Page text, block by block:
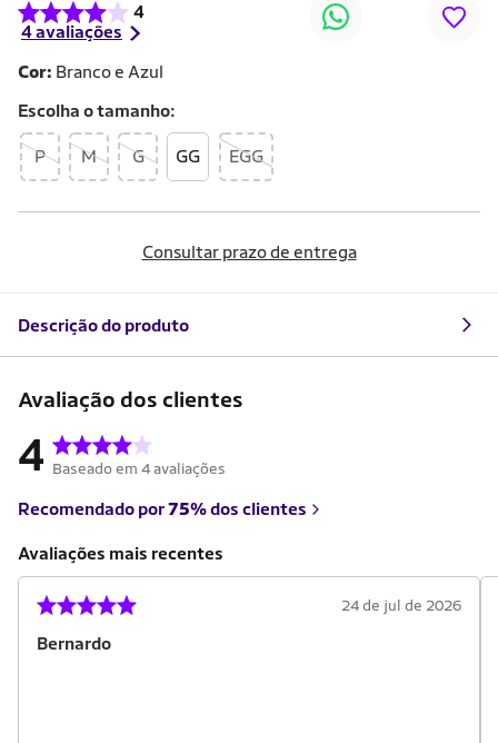
4
4 avaliações
Cor: Branco e Azul
Escolha otamanho
P M G GG EGG
Consultar prazo de entrega
Descrição do produto
Avaliação dos clientes
4 Baseado em 4 avaliações
Recomendado por75%dos clientes
Avaliações mais recentes
Bernardo
24 de jul de 2026